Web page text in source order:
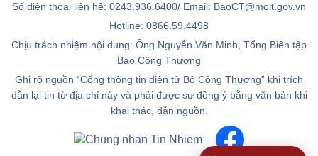
Số điện thoại liên hệ: 0243.936.6400/ Email: BaoCT@moit.gov.vn
Hotline: 0866.59.4498
Chịu trách nhiệm nội dung: Ông Nguyễn Văn Minh, Tổng Biên tập
Báo Công Thương
Ghi rõ nguồn “Cổng thông tin điện tử Bộ Công Thương” khi trích
dẫn lại tin từ địa chỉ này và phải được sự đồng ý bằng văn bản khi
khai thác, dẫn nguồn.